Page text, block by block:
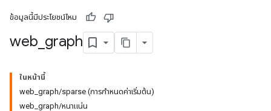
ข้อมูลนี้มีประโยชน์ไหม
web graph
ในหน้านี้
web_graph/sparse (การกำหนดค่าเริ่มต้น)
web_graph/หนาแน่น